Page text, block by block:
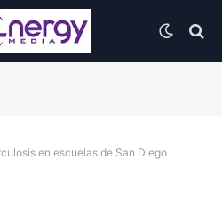
en escuelas de San Diego